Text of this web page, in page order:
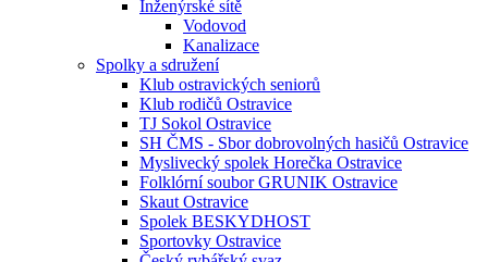
Inženýrské sítě
Vodovod
Kanalizace
Spolky a sdružení
Klub ostravických seniorů
Klub rodičů Ostravice
TJ Sokol Ostravice
SH ČMS - Sbor dobrovolných hasičů Ostravice
Myslivecký spolek Horečka Ostravice
Folklórní soubor GRUNIK Ostravice
Skaut Ostravice
Spolek BESKYDHOST
Sportovky Ostravice